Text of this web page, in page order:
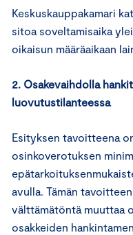
Keskuskauppakamari
sitoa soveltamisaika
oikaisun määräaikaan
2. Osakevaihdolla
luovutustilanteessa
Esityksen tavoitteena
osinkoverotuksen
avulla. Tämän
välttämätöntä muuttaa
osakkeiden